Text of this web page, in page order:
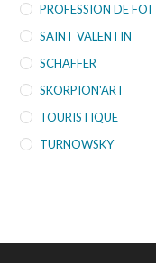
PROFESSION DE FOI
SAINT VALENTIN
SCHAFFER
SKORPION'ART
TOURISTIQUE
TURNOWSKY